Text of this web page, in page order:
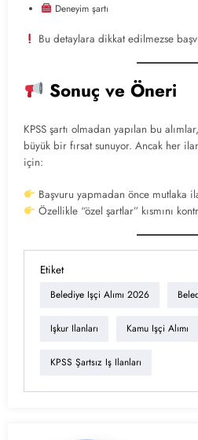
Deneyim şartı
Bu detaylara dikkat edilmezse
Sonuç ve Öneri
KPSS şartı olmadan yapılan bu
büyük bir fırsat sunuyor. Ancak her
için:
Başvuru yapmadan önce mutlaka
Özellikle “özel şartlar” kısmını
Etiket
Belediye Işçi Alımı 2026
Işkur Ilanları Kamu Işçi Alımı
KPSS Şartsız Iş Ilanları